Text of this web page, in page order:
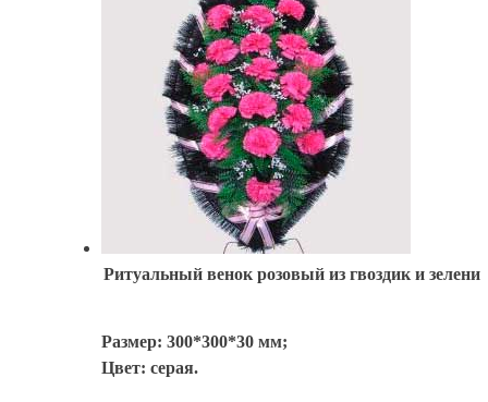
Ритуальный венок розовый из гвоздик и зелени
Размер: 300*300*30 мм;
Цвет: серая.